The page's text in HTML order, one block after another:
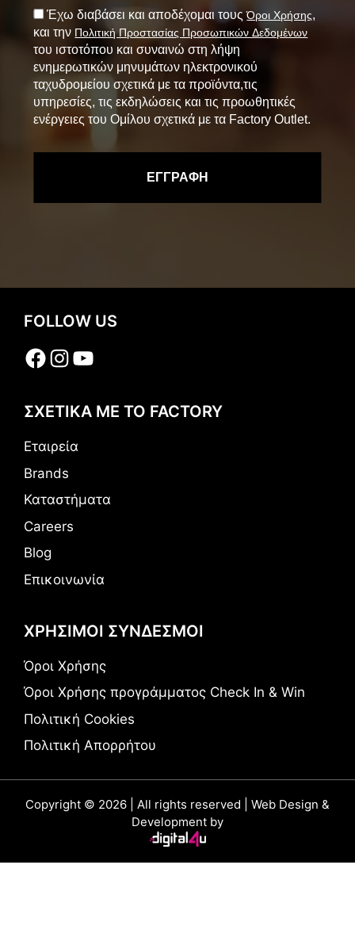
Έχω διαβάσει και αποδέχομαι τουςΌροι Χρήσης,
και την Πολιτική Προστασίας Προσωπικών Δεδομένων
του ιστοτόπου και συναινώ στη λήψη
ενημερωτικών μηνυμάτων ηλεκτρονικού
ταχυδρομείου σχετικά με τα προϊόντα,τις
υπηρεσίες, τις εκδηλώσεις και τις προωθητικές
ενέργειες του Ομίλου σχετικά με τα Factory Outlet.
FOLLOW US
Facebook
Instagram
YouTube
ΣΧΕΤΙΚΑ ΜΕ ΤΟ FACTORY
Εταιρεία
Brands
Καταστήματα
Careers
Blog
Επικοινωνία
ΧΡΗΣΙΜΟΙ ΣΥΝΔΕΣΜΟΙ
Όροι Χρήσης
Όροι Χρήσης προγράμματος Check In & Win
Πολιτική Cookies
Πολιτική Απορρήτου
Copyright © 2026 | All rights reserved | Web Design &
Development by